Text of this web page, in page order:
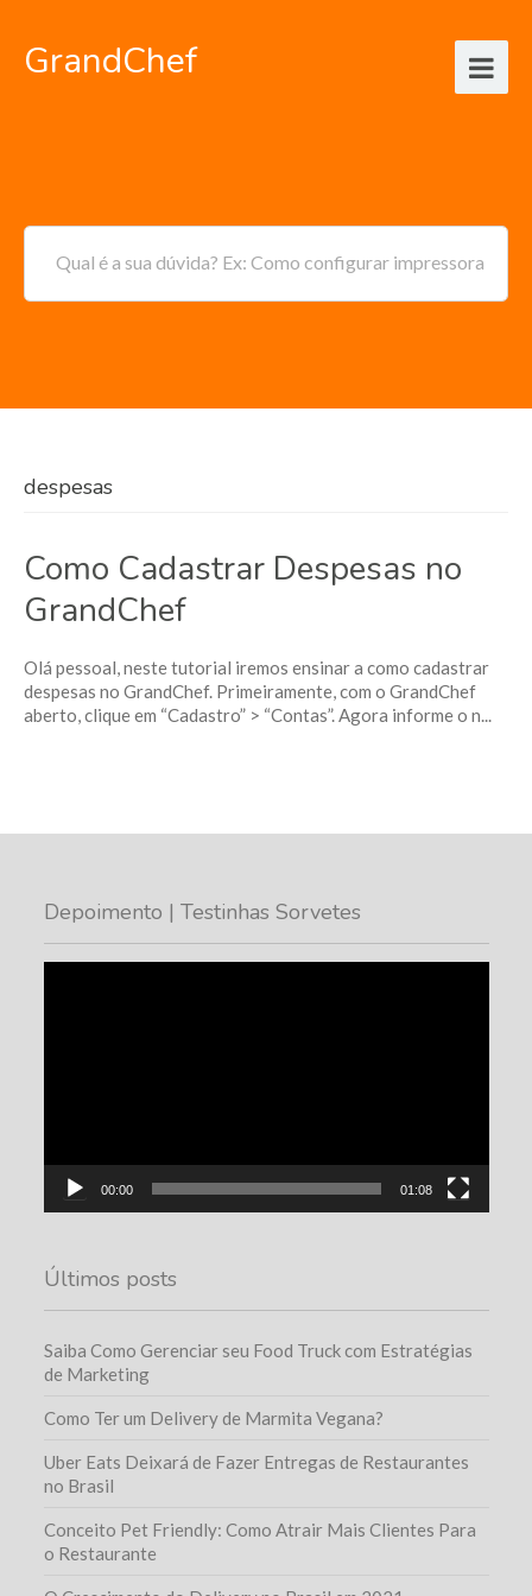
GrandChef
Qual é a sua dúvida? Ex: Como configurar impressora
despesas
Como Cadastrar Despesas no
GrandChef
Olá pessoal, neste tutorial iremos ensinar a como cadastrar
despesas no GrandChef. Primeiramente, com o GrandChef
aberto, clique em “Cadastro” > “Contas”. Agora informe o n...
Depoimento | Testinhas Sorvetes
00:00 01:08
Últimos posts
Saiba Como Gerenciar seu Food Truck com Estratégias
de Marketing
Como Ter um Delivery de Marmita Vegana?
Uber Eats Deixará de Fazer Entregas de Restaurantes
no Brasil
Conceito Pet Friendly: Como Atrair Mais Clientes Para
o Restaurante